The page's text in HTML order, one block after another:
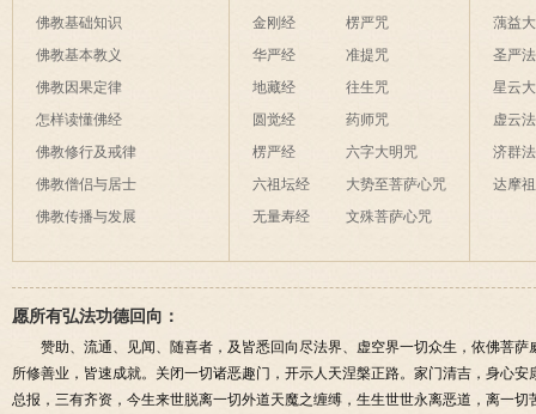
佛教基础知识
佛教基本教义
佛教因果定律
怎样读懂佛经
佛教修行及戒律
佛教僧侣与居士
佛教传播与发展
金刚经
华严经
地藏经
圆觉经
楞严经
六祖坛经
无量寿经
楞严咒
准提咒
往生咒
药师咒
六字大明咒
大势至菩萨心咒
文殊菩萨心咒
蕅益
圣严
星云
虚云
济群
达摩
愿所有弘法功德回向：
赞助、流通、见闻、随喜者，及皆悉回向尽法界、虚空界一切众生，依佛菩
所修善业，皆速成就。关闭一切诸恶趣门，开示人天涅槃正路。家门清吉，身心
总报，三有齐资，今生来世脱离一切外道天魔之缠缚，生生世世永离恶道，离一